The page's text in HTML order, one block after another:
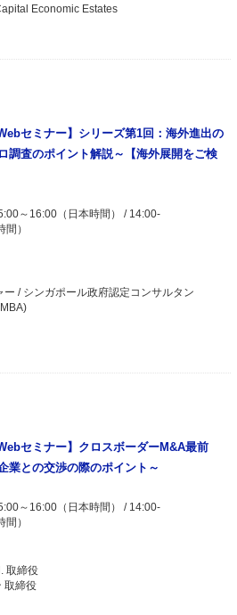
Economic Estates
セミナー】シリーズ第1回：海外進出の
調査のポイント解説～【海外展開をご検
～16:00（日本時間） / 14:00-
）
/ シンガポール政府認定コンサルタン
セミナー】クロスボーダーM&A最前
との交渉の際のポイント～
～16:00（日本時間） / 14:00-
）
取締役
取締役